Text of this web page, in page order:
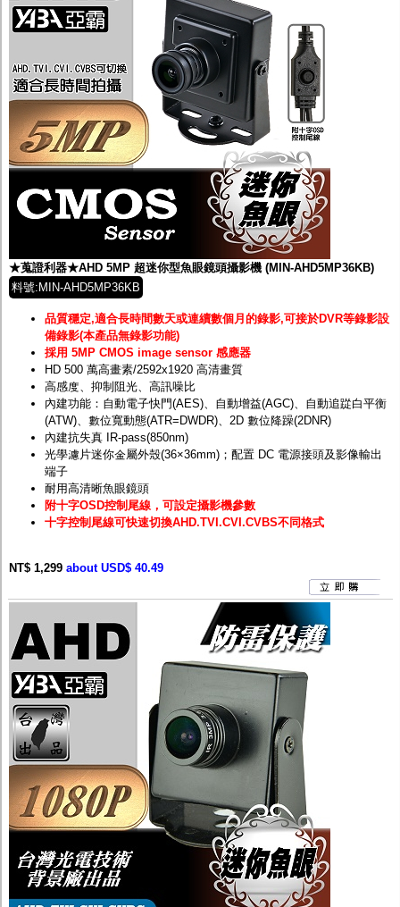
★蒐證利器★AHD 5MP 超迷你型魚眼鏡頭攝影機 (MIN-AHD5MP36KB)
料號:MIN-AHD5MP36KB
品質穩定,適合長時間數天或連續數個月的錄影,可接於DVR等錄影設
備錄影(本產品無錄影功能)
採用 5MP CMOS image sensor 感應器
HD 500 萬高畫素/2592x1920 高清畫質
高感度、抑制阻光、高訊噪比
內建功能：自動電子快門(AES)、自動增益(AGC)、自動追踨白平衡
(ATW)、數位寬動態(ATR=DWDR)、2D 數位降躁(2DNR)
內建抗失真 IR-pass(850nm)
光學濾片迷你金屬外殼(36×36mm)；配置 DC 電源接頭及影像輸出
端子
耐用高清晰魚眼鏡頭
附十字OSD控制尾線，可設定攝影機參數
十字控制尾線可快速切換AHD.TVI.CVI.CVBS不同格式
NT$ 1,299 about USD$ 40.49